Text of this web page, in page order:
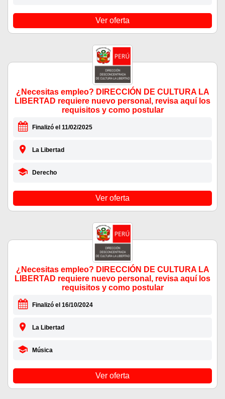
Ver oferta
¿Necesitas empleo? DIRECCIÓN DE CULTURA LA
LIBERTAD requiere nuevo personal, revisa aquí los
requisitos y como postular
Finalizó el 11/02/2025
La Libertad
Derecho
Ver oferta
¿Necesitas empleo? DIRECCIÓN DE CULTURA LA
LIBERTAD requiere nuevo personal, revisa aquí los
requisitos y como postular
Finalizó el 16/10/2024
La Libertad
Música
Ver oferta